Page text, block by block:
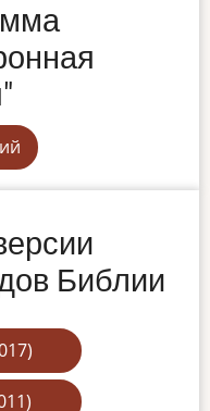
Библии